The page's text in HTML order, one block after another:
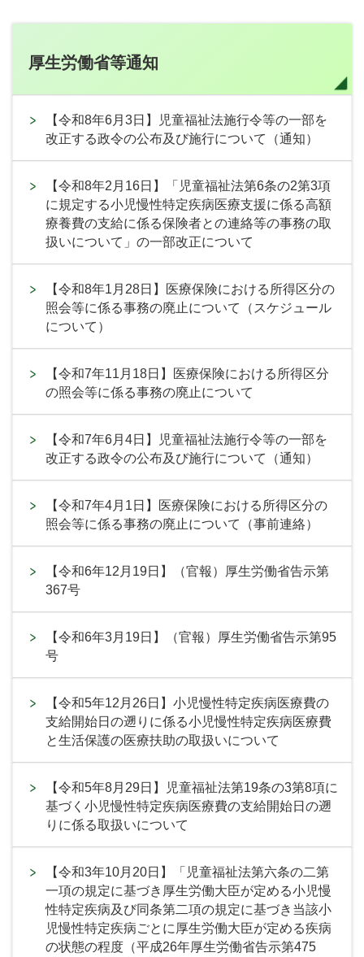
厚生労働省等通知
【令和8年6月3日】児童福祉法施行令等の一部を
改正する政令の公布及び施行について（通知）
【令和8年2月16日】「児童福祉法第6条の2第3項
に規定する小児慢性特定疾病医療支援に係る高額
療養費の支給に係る保険者との連絡等の事務の取
扱いについて」の一部改正について
【令和8年1月28日】医療保険における所得区分の
照会等に係る事務の廃止について（スケジュール
について）
【令和7年11月18日】医療保険における所得区分
の照会等に係る事務の廃止について
【令和7年6月4日】児童福祉法施行令等の一部を
改正する政令の公布及び施行について（通知）
【令和7年4月1日】医療保険における所得区分の
照会等に係る事務の廃止について（事前連絡）
【令和6年12月19日】（官報）厚生労働省告示第
367号
【令和6年3月19日】（官報）厚生労働省告示第95
号
【令和5年12月26日】小児慢性特定疾病医療費の
支給開始日の遡りに係る小児慢性特定疾病医療費
と生活保護の医療扶助の取扱いについて
【令和5年8月29日】児童福祉法第19条の3第8項に
基づく小児慢性特定疾病医療費の支給開始日の遡
りに係る取扱いについて
【令和3年10月20日】「児童福祉法第六条の二第
一項の規定に基づき厚生労働大臣が定める小児慢
性特定疾病及び同条第二項の規定に基づき当該小
児慢性特定疾病ごとに厚生労働大臣が定める疾病
の状態の程度（平成26年厚生労働省告示第475